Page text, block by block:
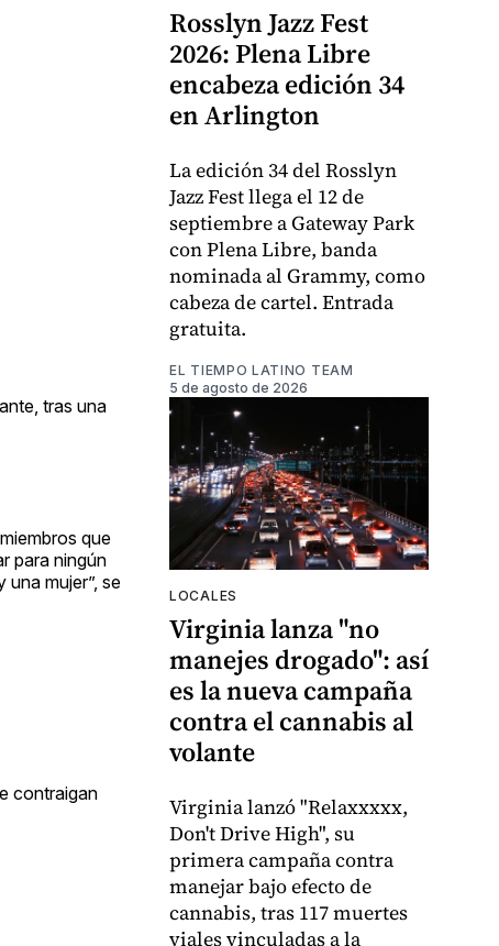
tras una
que
para ningún
mujer”, se
contraigan
Rosslyn Jazz Fest
2026: Plena Libre
encabeza edición 34
en Arlington
La edición 34 del Rosslyn
Jazz Fest llega el 12 de
septiembre a Gateway Park
con Plena Libre, banda
nominada al Grammy, como
cabeza de cartel. Entrada
gratuita.
EL TIEMPO LATINO TEAM
5 de agosto de 2026
LOCALES
Virginia lanza "no
manejes drogado": así
es la nueva campaña
contra el cannabis al
volante
Virginia lanzó "Relaxxxxx,
Don't Drive High", su
primera campaña contra
manejar bajo efecto de
cannabis, tras 117 muertes
viales vinculadas a la